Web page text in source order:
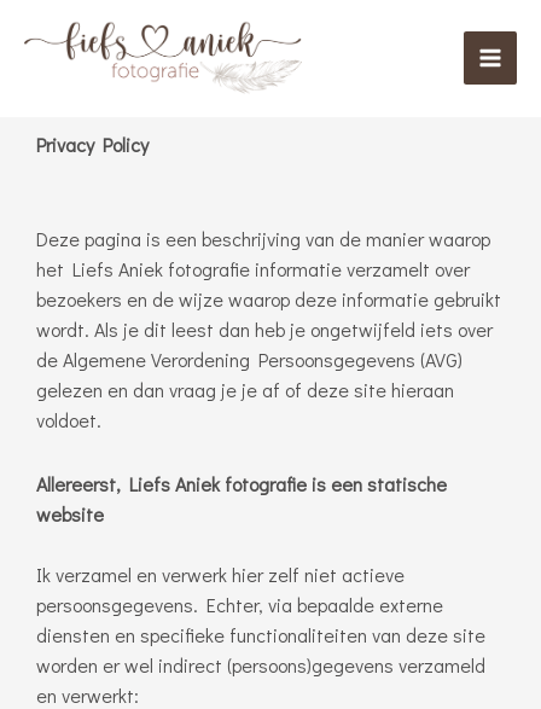
naar
Main
Privacy Policy
Deze pagina is een beschrijving van de manier waarop
het Liefs Aniek fotografie informatie verzamelt over
bezoekers en de wijze waarop deze informatie gebruikt
wordt. Als je dit leest dan heb je ongetwijfeld iets over
de Algemene Verordening Persoonsgegevens (AVG)
gelezen en dan vraag je je af of deze site hieraan
voldoet.
Allereerst, Liefs Aniek fotografie is een statische
website
Ik verzamel en verwerk hier zelf niet actieve
persoonsgegevens. Echter, via bepaalde externe
diensten en specifieke functionaliteiten van deze site
worden er wel indirect (persoons)gegevens verzameld
en verwerkt: